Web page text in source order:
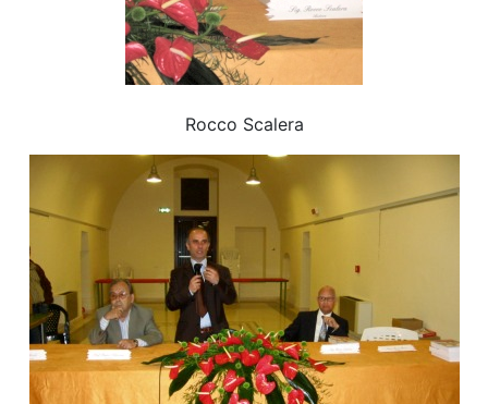
Rocco Scalera